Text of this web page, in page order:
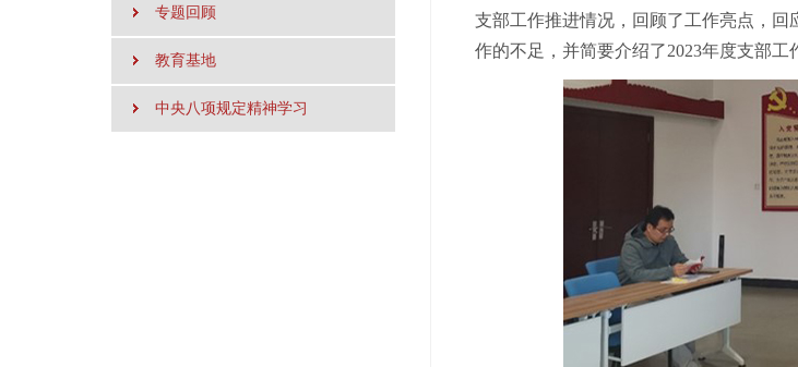
专题回顾
教育基地
中央八项规定精神学习
支部工作推进情况，回顾了工作亮点，
作的不足，并简要介绍了2023年度支部工